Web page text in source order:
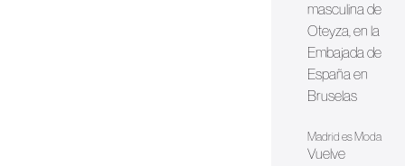
masculina de
Oteyza, en la
Embajada de
España en
Bruselas
Madrid es Moda
Vuelve